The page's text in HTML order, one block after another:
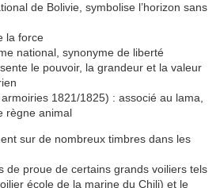
de Bolivie, symbolise l’horizon sans
la force
national, synonyme de liberté
le pouvoir, la grandeur et la valeur
1821/1825) : associé au lama,
règne animal
sur de nombreux timbres dans les
de proue de certains grands voiliers tels
école de la marine du Chili) et le